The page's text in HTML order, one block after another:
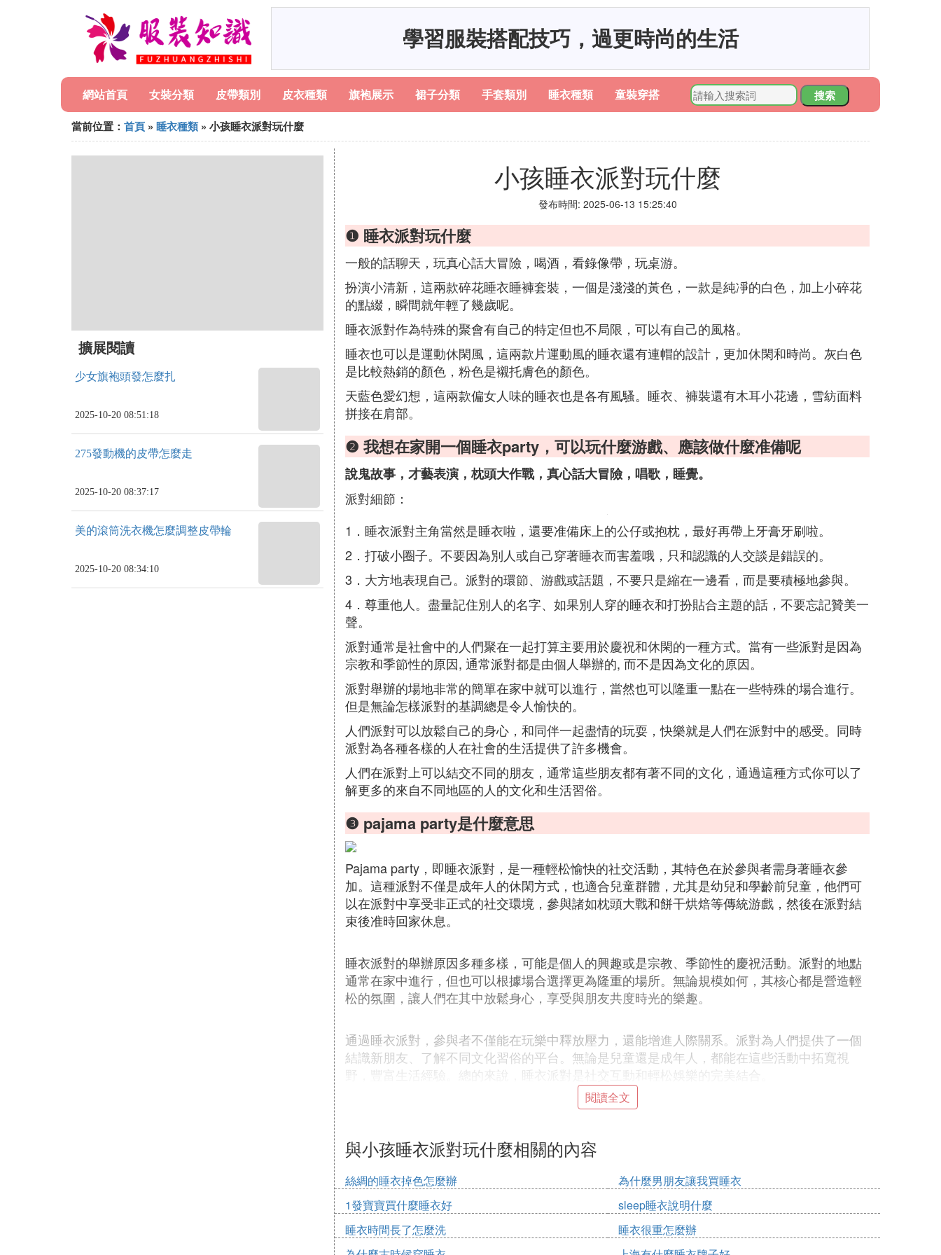
學習服裝搭配技巧，過更時尚的生活
網站首頁 女裝分類 皮帶類別 皮衣種類 旗袍展示 裙子分類 手套類別 睡衣種類 童裝穿搭
搜索
當前位置： 首頁 » 睡衣種類 » 小孩睡衣派對玩什麼
擴展閱讀
少女旗袍頭發怎麼扎
2025-10-20 08:51:18
275發動機的皮帶怎麼走
2025-10-20 08:37:17
美的滾筒洗衣機怎麼調整皮帶輪
2025-10-20 08:34:10
小孩睡衣派對玩什麼
發布時間: 2025-06-13 15:25:40
❶ 睡衣派對玩什麼
一般的話聊天，玩真心話大冒險，喝酒，看錄像帶，玩桌游。
扮演小清新，這兩款碎花睡衣睡褲套裝，一個是淺淺的黃色，一款是純凈的白色，加上小碎花
的點綴，瞬間就年輕了幾歲呢。
睡衣派對作為特殊的聚會有自己的特定但也不局限，可以有自己的風格。
睡衣也可以是運動休閑風，這兩款片運動風的睡衣還有連帽的設計，更加休閑和時尚。灰白色
是比較熱銷的顏色，粉色是襯托膚色的顏色。
天藍色愛幻想，這兩款偏女人味的睡衣也是各有風騷。睡衣、褲裝還有木耳小花邊，雪紡面料
拼接在肩部。
❷ 我想在家開一個睡衣party，可以玩什麼游戲、應該做什麼准備呢
說鬼故事，才藝表演，枕頭大作戰，真心話大冒險，唱歌，睡覺。
派對細節：
1．睡衣派對主角當然是睡衣啦，還要准備床上的公仔或抱枕，最好再帶上牙膏牙刷啦。
2．打破小圈子。不要因為別人或自己穿著睡衣而害羞哦，只和認識的人交談是錯誤的。
3．大方地表現自己。派對的環節、游戲或話題，不要只是縮在一邊看，而是要積極地參與。
4．尊重他人。盡量記住別人的名字、如果別人穿的睡衣和打扮貼合主題的話，不要忘記贊美一
聲。
派對通常是社會中的人們聚在一起打算主要用於慶祝和休閑的一種方式。當有一些派對是因為
宗教和季節性的原因, 通常派對都是由個人舉辦的, 而不是因為文化的原因。
派對舉辦的場地非常的簡單在家中就可以進行，當然也可以隆重一點在一些特殊的場合進行。
但是無論怎樣派對的基調總是令人愉快的。
人們派對可以放鬆自己的身心，和同伴一起盡情的玩耍，快樂就是人們在派對中的感受。同時
派對為各種各樣的人在社會的生活提供了許多機會。
人們在派對上可以結交不同的朋友，通常這些朋友都有著不同的文化，通過這種方式你可以了
解更多的來自不同地區的人的文化和生活習俗。
❸ pajama party是什麼意思
Pajama party，即睡衣派對，是一種輕松愉快的社交活動，其特色在於參與者需身著睡衣參
加。這種派對不僅是成年人的休閑方式，也適合兒童群體，尤其是幼兒和學齡前兒童，他們可
以在派對中享受非正式的社交環境，參與諸如枕頭大戰和餅干烘焙等傳統游戲，然後在派對結
束後准時回家休息。
睡衣派對的舉辦原因多種多樣，可能是個人的興趣或是宗教、季節性的慶祝活動。派對的地點
通常在家中進行，但也可以根據場合選擇更為隆重的場所。無論規模如何，其核心都是營造輕
松的氛圍，讓人們在其中放鬆身心，享受與朋友共度時光的樂趣。
通過睡衣派對，參與者不僅能在玩樂中釋放壓力，還能增進人際關系。派對為人們提供了一個
結識新朋友、了解不同文化習俗的平台。無論是兒童還是成年人，都能在這些活動中拓寬視
野，豐富生活經驗。總的來說，睡衣派對是社交互動和輕松娛樂的完美結合。
1、DIY女孩睡衣：准備白色T恤或連衣裙、彩色布料或印花布、剪刀、細繩或編織帶、縫針或
2、枕頭大戰：枕頭大戰是睡衣派對中最經典的游戲之一，可以增加派對的趣味性。
❺ 睡衣派對的指南步驟
睡衣派對：
閱讀全文
與小孩睡衣派對玩什麼相關的內容
絲綢的睡衣掉色怎麼辦
為什麼男朋友讓我買睡衣
1發寶寶買什麼睡衣好
sleep睡衣說明什麼
睡衣時間長了怎麼洗
睡衣很重怎麼辦